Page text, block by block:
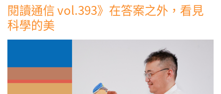
閱讀通信 vol.393》在答案之外，看見
科學的美